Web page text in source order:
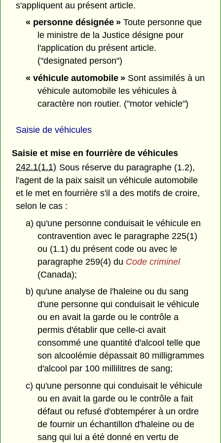
s'appliquent au présent article.
« personne désignée »Toute personne que
le ministre de la Justice désigne pour
l'application du présent article.
("designated person")
« véhicule automobile » Sont assimilés à un
véhicule automobile les véhicules à
caractère non routier. ("motor vehicle")
Saisie de véhicules
Saisie et mise en fourrière de véhicules
242.1(1.1) Sous réserve du paragraphe (1.2),
l'agent de la paix saisit un véhicule automobile
et le met en fourrière s'il a des motifs de croire,
selon le cas :
a) qu'une personne conduisait le véhicule en
contravention avec le paragraphe 225(1)
ou (1.1) du présent code ou avec le
paragraphe 259(4) du Code criminel
(Canada);
b) qu'une analyse de l'haleine ou du sang
d'une personne qui conduisait le véhicule
ou en avait la garde ou le contrôle a
permis d'établir que celle-ci avait
consommé une quantité d'alcool telle que
son alcoolémie dépassait 80 milligrammes
d'alcool par 100 millilitres de sang;
c) qu'une personne qui conduisait le véhicule
ou en avait la garde ou le contrôle a fait
défaut ou refusé d'obtempérer à un ordre
de fournir un échantillon d'haleine ou de
sang qui lui a été donné en vertu de